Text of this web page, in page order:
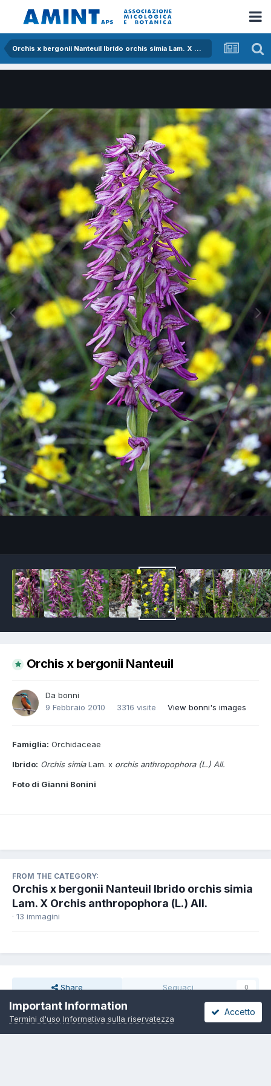
Orchis x bergonii Nanteuil Ibrido orchis simia Lam. X Orchis anthropophora (L.) All.
Orchis x bergonii Nanteuil
Da bonni
9 Febbraio 2010
3316 visite View bonni's images
Famiglia: Orchidaceae
Ibrido: Orchis simiaLam. x orchis anthropophora (L.) All.
Foto di Gianni Bonini
FROM THE CATEGORY:
Orchis x bergonii Nanteuil Ibrido orchis simia
Lam. X Orchis anthropophora (L.) All.
· 13 immagini
Share Seguaci 0
Important Information
Termini d'uso Informativa sulla riservatezza
Accetto